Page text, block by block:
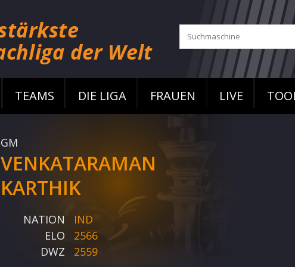
TEAMS DIE LIGA FRAUEN LIVE
GM
VENKATARAMAN
KARTHIK
NATION
IND
ELO
2566
DWZ
2559